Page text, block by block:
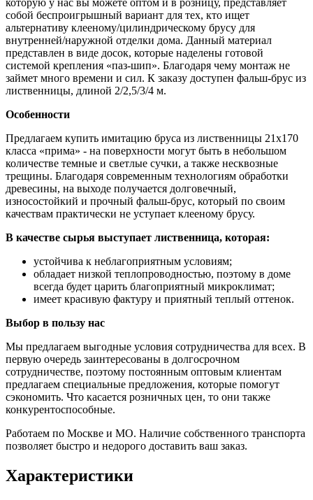
собой беспроигрышный вариант для тех, кто ищет
альтернативу клееному/цилиндрическому брусу для
внутренней/наружной отделки дома. Данный материал
представлен в виде досок, которые наделены готовой
системой крепления «паз-шип». Благодаря чему монтаж не
займет много времени и сил. К заказу доступен фальш-брус из
лиственницы, длиной 2/2,5/3/4 м.
Особенности
Предлагаем купить имитацию бруса из лиственницы 21х170
класса «прима» - на поверхности могут быть в небольшом
количестве темные и светлые сучки, а также несквозные
трещины. Благодаря современным технологиям обработки
древесины, на выходе получается долговечный,
износостойкий и прочный фальш-брус, который по своим
качествам практически не уступает клееному брусу.
В качестве сырья выступает лиственница, которая:
устойчива к неблагоприятным условиям;
обладает низкой теплопроводностью, поэтому в доме
всегда будет царить благоприятный микроклимат;
имеет красивую фактуру и приятный теплый оттенок.
Выбор в пользу нас
Мы предлагаем выгодные условия сотрудничества для всех. В
первую очередь заинтересованы в долгосрочном
сотрудничестве, поэтому постоянным оптовым клиентам
предлагаем специальные предложения, которые помогут
сэкономить. Что касается розничных цен, то они также
конкурентоспособные.
Работаем по Москве и МО. Наличие собственного транспорта
позволяет быстро и недорого доставить ваш заказ.
Характеристики